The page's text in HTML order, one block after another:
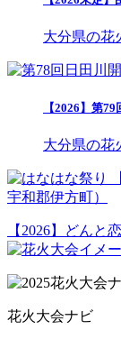
大分県の花
【2026】第
大分県の花
宇和郡伊方町）
【2026】どんと
花火大会ナビ